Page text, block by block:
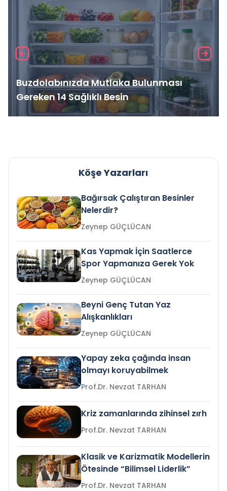
Buzdolabınızda Mutlaka Bulunması
Gereken 14 Sağlıklı Besin
Köşe Yazarları
Bağırsak Çalıştıran Besinler
Nelerdir?
Zeynep GÜÇLÜCAN
Kas Yapmak İçin Saatlerce
Spor Yapmanıza Gerek Yok
Zeynep GÜÇLÜCAN
Beyni Genç Tutan Yaz
Alışkanlıkları
Zeynep GÜÇLÜCAN
Yapay zeka çağında insan
olmayı koruyabilmek
Prof.Dr. Nevzat TARHAN
Kriz zamanlarında zihinsel zırh
Prof.Dr. Nevzat TARHAN
Klasik ve Karizmatik Modellerin
Ötesinde “Bilimsel Liderlik”
Prof.Dr. Nevzat TARHAN